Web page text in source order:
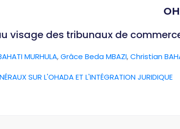
visage des tribunaux de
MURHULA,Grâce Beda MBAZI,Christian
SUR L'OHADA ET L'INTÉGRATION JURIDIQUE